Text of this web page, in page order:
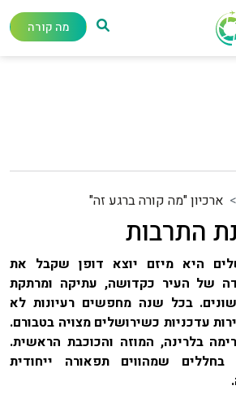
מה קורה
ארכיון "מה קורה ברגע זה"
התרבות
היא מיזם יוצא דופן שקבל את
של העיר כקדושה, עתיקה ומרתקת
בכל שנה מחפשים רעיונות לא
עדכניות כשירושלים מצויה בטבורם.
בלרינה, המוזה והכוכבת הראשית.
בחללים שמהווים תפאורה ייחודית